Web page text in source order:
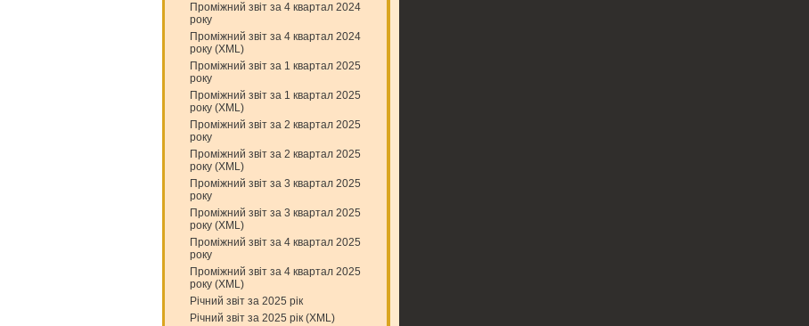
Проміжний звіт за 4 квартал 2024
року
Проміжний звіт за 4 квартал 2024
року (XML)
Проміжний звіт за 1 квартал 2025
року
Проміжний звіт за 1 квартал 2025
року (XML)
Проміжний звіт за 2 квартал 2025
року
Проміжний звіт за 2 квартал 2025
року (XML)
Проміжний звіт за 3 квартал 2025
року
Проміжний звіт за 3 квартал 2025
року (XML)
Проміжний звіт за 4 квартал 2025
року
Проміжний звіт за 4 квартал 2025
року (XML)
Річний звіт за 2025 рік
Річний звіт за 2025 рік (XML)